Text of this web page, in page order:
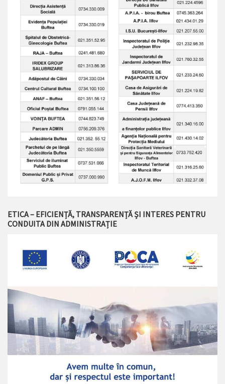
ETICA – EFICIENȚĂ, TRANSPARENȚĂ ȘI INTERES PENTRU
CONDUITA DIN ADMINISTRAȚIE